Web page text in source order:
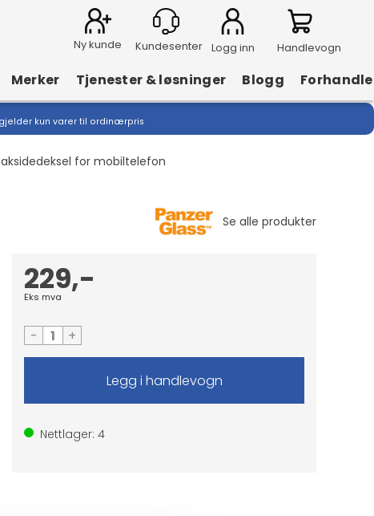
Ny kunde Logg inn Handlevogn
Merker Tjenester & løsninger Blogg
kun varer til ordinærpris
for mobiltelefon
229,-
Eks mva
- +
Nettlager: 4